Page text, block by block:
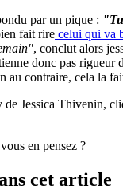
par un pique :
fait rire celui qui va
, conclut alors
donc pas rigueur
au contraire, cela la
Jessica Thivenin,
en pensez ?
cet article